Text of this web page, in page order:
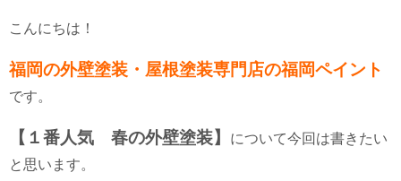
こんにちは！
福岡の外壁塗装・屋根塗装専門店の福岡ペイント
です。
【１番人気 春の外壁塗装】
について今回は書きたい
と思います。